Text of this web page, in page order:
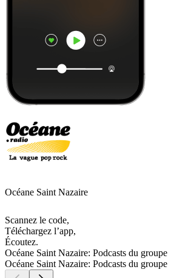
Océane Saint Nazaire
Scannez le code,
Téléchargez l’app,
Écoutez.
Océane Saint Nazaire: Podcasts du groupe
Océane Saint Nazaire: Podcasts du groupe